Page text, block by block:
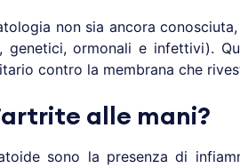
non sia ancora
ormonali e infettivi).
contro la membrana che
alle mani?
sono la presenza di